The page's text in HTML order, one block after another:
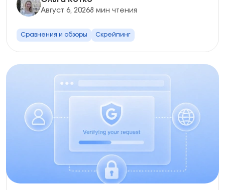
Август 6, 20268 мин чтения
Сравнения и обзоры Скрейпинг